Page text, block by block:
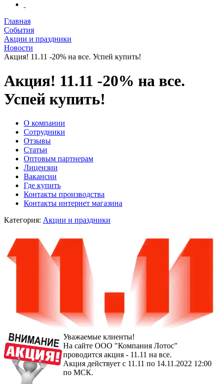
Главная
События
Акции и праздники
Новости
Акция! 11.11 -20% на все. Успей купить!
Акция! 11.11 -20% на все.
Успей купить!
O компании
Сотрудники
Отзывы
Статьи
Оптовым партнерам
Лицензии
Вакансии
Где купить
Контакты производства
Контакты интернет магазина
Категория: Акции и праздники
Уважаемые клиенты!
На сайте ООО "Компания Лотос"
проводится акция - 11.11 на все.
Акция действует с 11.11 по 14.11.2022 12:00
по МСК.